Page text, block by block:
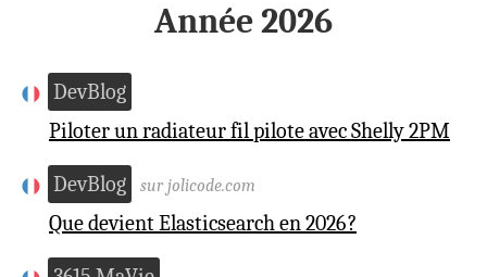
Année 2026
DevBlog
Piloter un radiateur fil pilote avec Shelly 2PM
DevBlog sur jolicode.com
Que devient Elasticsearch en 2026 ?